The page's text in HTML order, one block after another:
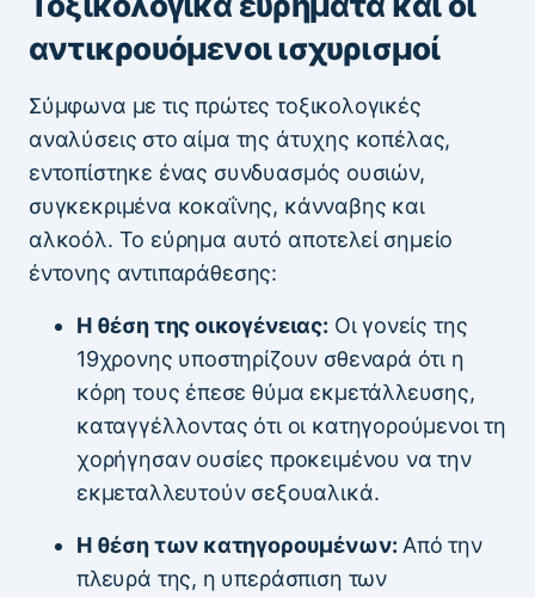
αντικρουόμενοι ισχυρισμοί
Σύμφωνα με τις πρώτες τοξικολογικές
αναλύσεις στο αίμα της άτυχης κοπέλας,
εντοπίστηκε ένας συνδυασμός ουσιών,
συγκεκριμένα κοκαΐνης, κάνναβης και
αλκοόλ. Το εύρημα αυτό αποτελεί σημείο
έντονης αντιπαράθεσης:
Η θέση της οικογένειας: Οι γονείς της
19χρονης υποστηρίζουν σθεναρά ότι η
κόρη τους έπεσε θύμα εκμετάλλευσης,
καταγγέλλοντας ότι οι κατηγορούμενοι τη
χορήγησαν ουσίες προκειμένου να την
εκμεταλλευτούν σεξουαλικά.
Η θέση των κατηγορουμένων: Από την
πλευρά της, η υπεράσπιση των